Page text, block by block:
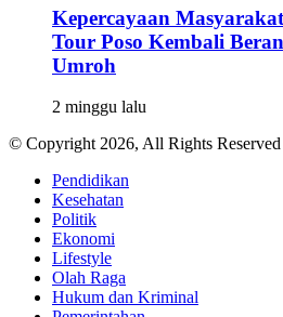
Kepercayaan
Tour Poso Kembali
Umroh
2 minggu lalu
© Copyright 2026, All Rights
Pendidikan
Kesehatan
Politik
Ekonomi
Lifestyle
Olah Raga
Hukum dan Kriminal